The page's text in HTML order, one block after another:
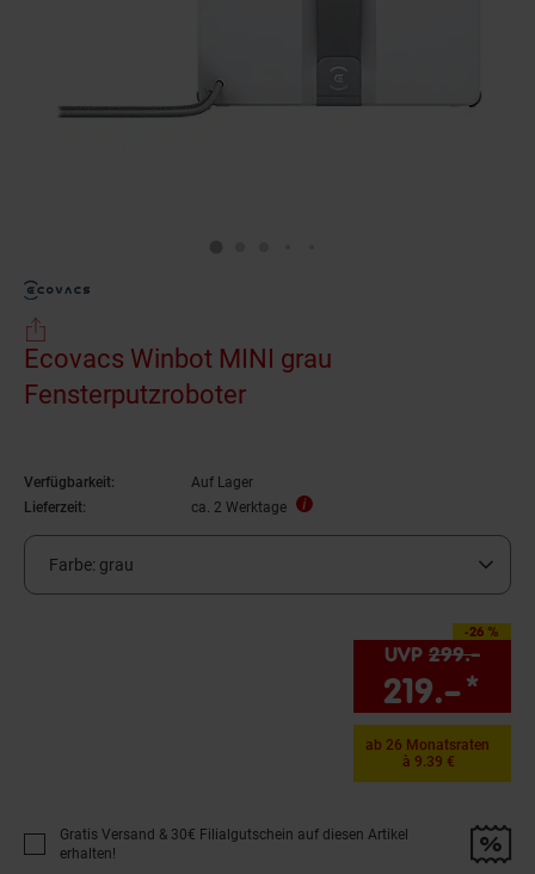
Ecovacs Winbot MINI grau
Fensterputzroboter
Verfügbarkeit:
Auf Lager
Lieferzeit:
ca. 2 Werktage
Farbe: grau
-26 %
Sie Sparen 26 Prozent,
UVP 299.–UVP
219.–*
ab 26 Monatsraten
à 9.39 €
Promotion "Gratis Versand &amp; 30€ Filialgutschein auf diesen Artikel
Gratis Versand & 30€ Filialgutschein auf diesen Artikel
erhalten!